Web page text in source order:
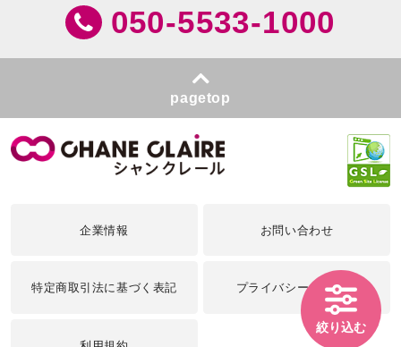
絞り込む
050-5533-1000
pagetop
企業情報 お問い合わせ
特定商取引法に基づく表記 プライバシーポリシー